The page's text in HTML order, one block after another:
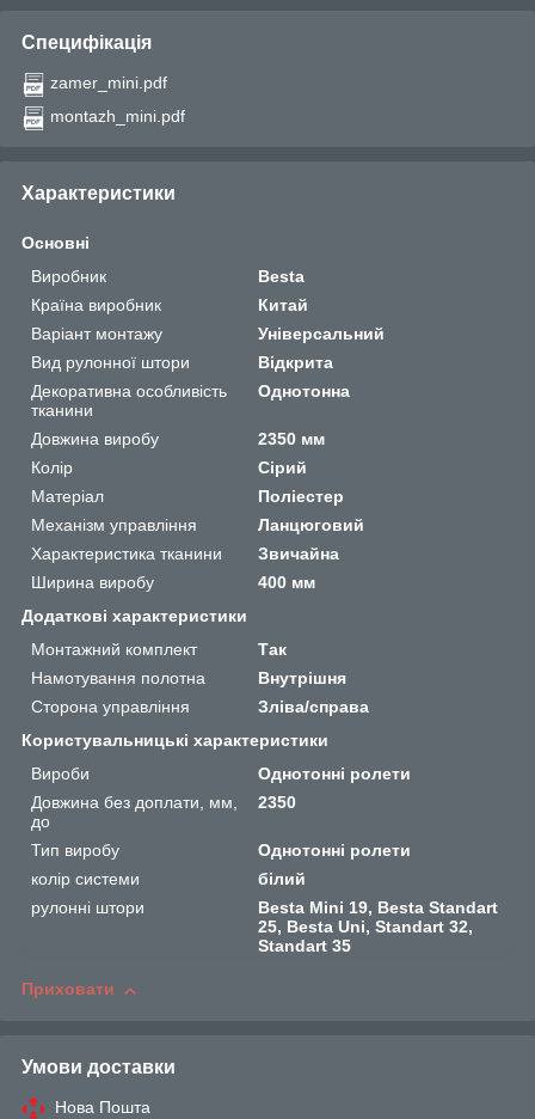
Специфікація
zamer_mini.pdf
montazh_mini.pdf
Характеристики
Основні
Виробник
Besta
Країна виробник
Китай
Варіант монтажу
Універсальний
Вид рулонної штори
Відкрита
Декоративна особливість
тканини
Однотонна
Довжина виробу
2350 мм
Колір
Сірий
Матеріал
Поліестер
Механізм управління
Ланцюговий
Характеристика тканини
Звичайна
Ширина виробу
400 мм
Додаткові характеристики
Монтажний комплект
Так
Намотування полотна
Внутрішня
Сторона управління
Зліва/справа
Користувальницькі характеристики
Вироби
Однотонні ролети
Довжина без доплати, мм,
до
2350
Тип виробу
Однотонні ролети
колір системи
білий
рулонні штори
Besta Mini 19, Besta Standart
25, Besta Uni, Standart 32,
Standart 35
Приховати
Умови доставки
Нова Пошта